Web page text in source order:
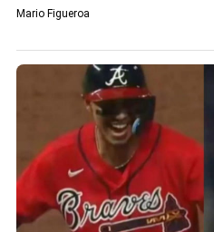
Mario Figueroa